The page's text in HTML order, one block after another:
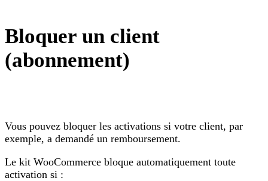
Bloquer un client
(abonnement)
Vous pouvez bloquer les activations si votre client, par
exemple, a demandé un remboursement.
Le kit WooCommerce bloque automatiquement toute
activation si :